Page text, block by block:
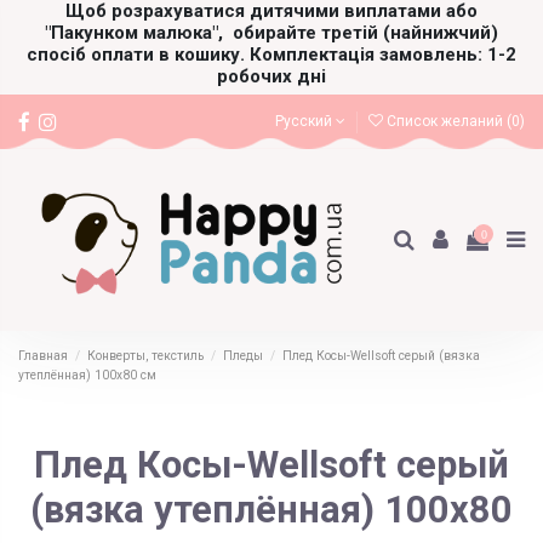
Щоб розрахуватися дитячими виплатами або
"Пакунком малюка", обирайте третій (найнижчий)
спосіб оплати в кошику. Комплектація замовлень: 1-2
робочих дні
Русский Список желаний (0)
0
Главная Конверты, текстиль Пледы
Плед Косы-Wellsoft серый (вязка
утеплённая) 100х80 см
Плед Косы-Wellsoft серый
(вязка утеплённая) 100х80